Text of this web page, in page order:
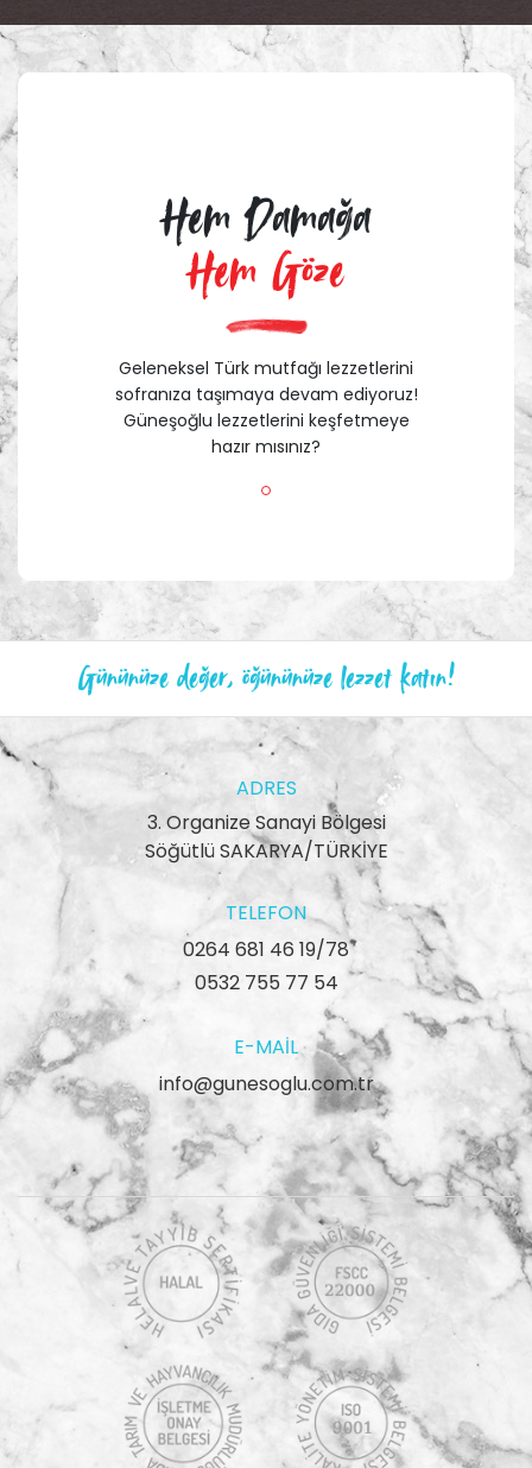
Hem Damağa
Hem Göze
Geleneksel Türk mutfağı lezzetlerini
sofranıza taşımaya devam ediyoruz!
Güneşoğlu lezzetlerini keşfetmeye
hazır mısınız?
Gününüze değer, öğününüze lezzet katın!
ADRES
3. Organize Sanayi Bölgesi
Söğütlü SAKARYA/TÜRKİYE
TELEFON
0264 681 46 19/78
0532 755 77 54
E-MAIL
info@gunesoglu.com.tr